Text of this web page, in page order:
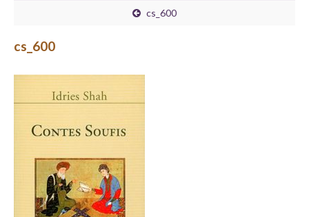
cs_600
cs_600